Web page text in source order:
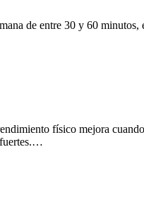
de entre 30 y 60
físico mejora
fuertes.…